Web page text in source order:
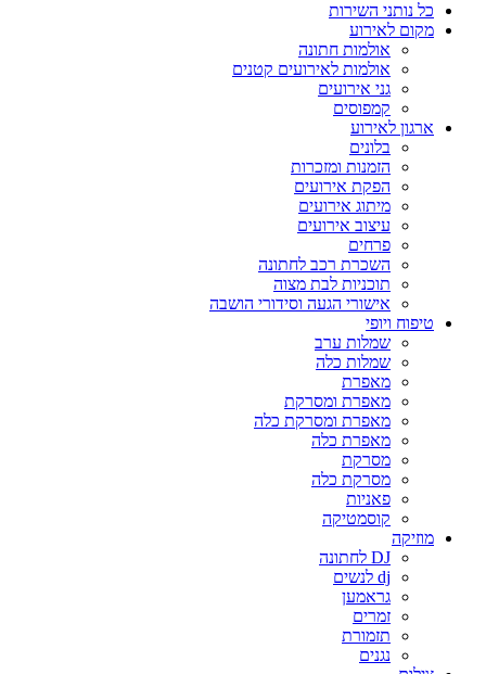
כל נותני השירות
מקום לאירוע
אולמות חתונה
אולמות לאירועים קטנים
גני אירועים
קמפוסים
ארגון לאירוע
בלונים
הזמנות ומזכרות
הפקת אירועים
מיתוג אירועים
עיצוב אירועים
פרחים
השכרת רכב לחתונה
תוכניות לבת מצוה
אישורי הגעה וסידורי הושבה
טיפוח ויופי
שמלות ערב
שמלות כלה
מאפרת
מאפרת ומסרקת
מאפרת ומסרקת כלה
מאפרת כלה
מסרקת
מסרקת כלה
פאניות
קוסמטיקה
מוזיקה
DJ לחתונה
dj לנשים
גראמען
זמרים
תזמורת
נגנים